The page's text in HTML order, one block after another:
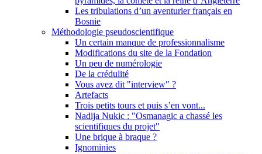
Les tribulations d’un aventurier français en
Bosnie
Méthodologie pseudoscientifique
Un certain manque de professionnalisme
Modifications du site de la Fondation
Un peu de numérologie
De la crédulité
Vous avez dit "interview" ?
Artefacts
Trois petits tours et puis s’en vont...
Nadija Nukic : "Osmanagic a chassé les
scientifiques du projet"
Une brique à braque ?
Ignominies